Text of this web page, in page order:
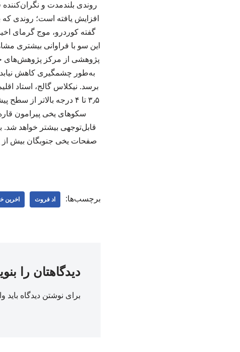
روندی بلندمدت و
افزایش یافته است؛ روندی که
این سو با فراوانی بیشتری
پژوهشی از مرکز پژوهش‌های
برسد. نیکلاس گالج، استاد
۳٫۵ تا ۴ درجه بالاتر
سکوهای یخی پیرامون
صفحات یخی جنوبگان بیش از
برچسب‌ها: اد فروت اخرین
دیدگاهتان را
برای نوشتن دیدگاه باید